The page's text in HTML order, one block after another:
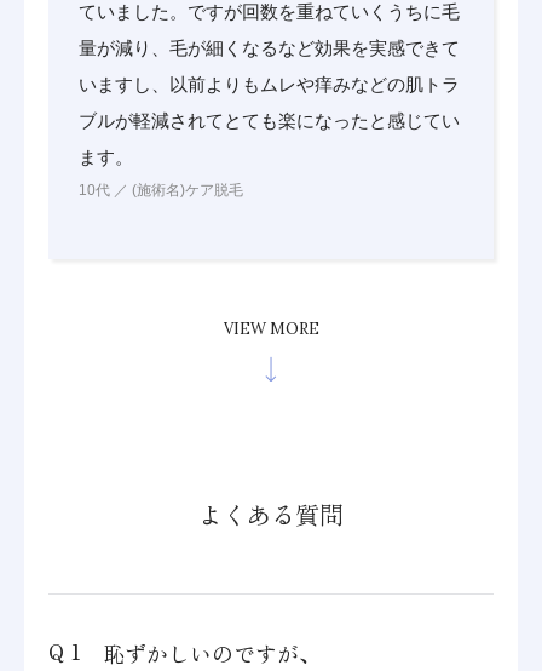
ていました。ですが回数を重ねていくうちに毛
量が減り、毛が細くなるなど効果を実感できて
いますし、以前よりもムレや痒みなどの肌トラ
ブルが軽減されてとても楽になったと感じてい
ます。
10代 ／ (施術名)ケア脱毛
VIEW MORE
よくある質問
恥ずかしいのですが、